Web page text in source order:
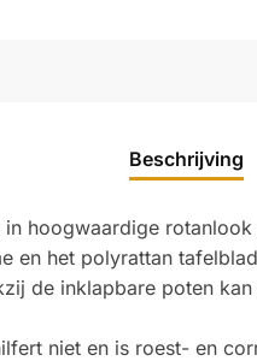
Beschrijving
hoogwaardige
en het polyrattan
de inklapbare poten
niet en is roest- en